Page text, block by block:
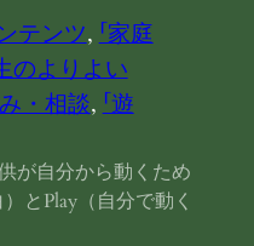
テンツ, 「家庭
のよりよい
・相談, 「遊
が自分から動くため
とPlay（自分で動く